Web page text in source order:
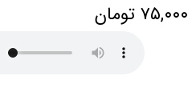
۷۵,۰۰۰ تومان